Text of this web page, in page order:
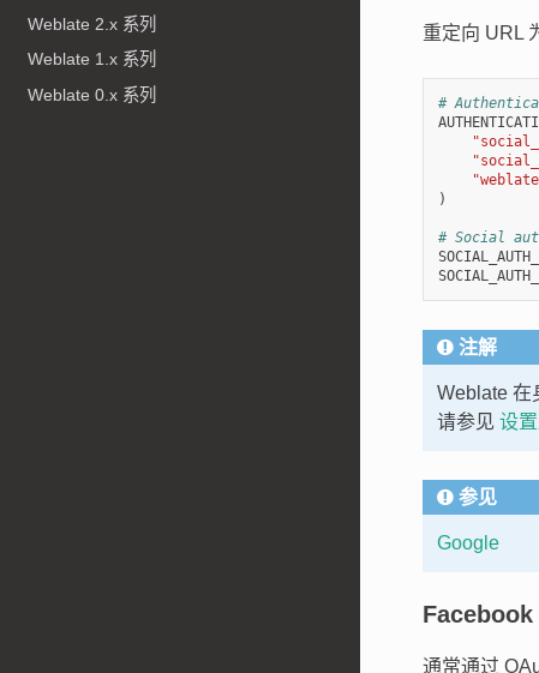
Weblate 2.x 系列
Weblate 1.x 系列
Weblate 0.x 系列
重定向 URL
#
)
# Social
注解
Weblate 在
请参见 设
参见
Google
通常通过